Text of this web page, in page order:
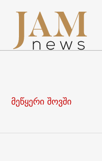
მეწყერი შოვში